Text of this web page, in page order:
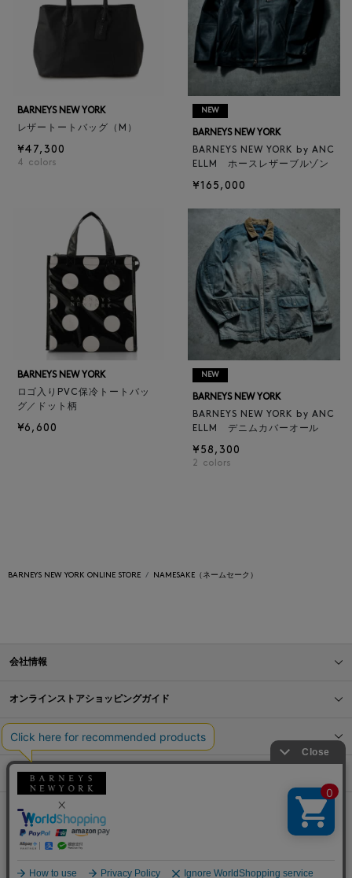
BARNEYS NEW YORK
レザートートバッグ（M）
¥47,300
4 colors
NEW
BARNEYS NEW YORK
BARNEYS NEW YORK by ANC
ELLM ホースレザーブルゾン
¥165,000
BARNEYS NEW YORK
ロゴ入りPVC保冷トートバッ
グ／ドット柄
¥6,600
NEW
BARNEYS NEW YORK
BARNEYS NEW YORK by ANC
ELLM デニムカバーオール
¥58,300
2 colors
BARNEYS NEW YORK ONLINE STORE NAMESAKE（ネームセーク）
会社情報
オンラインストアショッピングガイド
店舗情報
サービス